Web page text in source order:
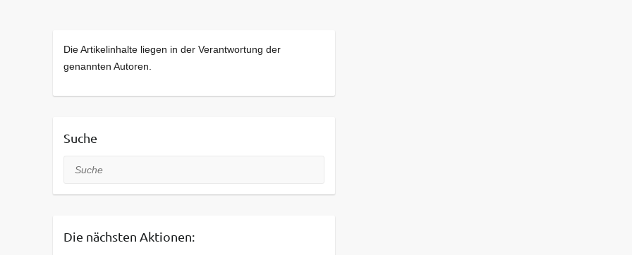
Die Artikelinhalte liegen in der Verantwortung der
genannten Autoren.
Suche
Suche
Die nächsten Aktionen: